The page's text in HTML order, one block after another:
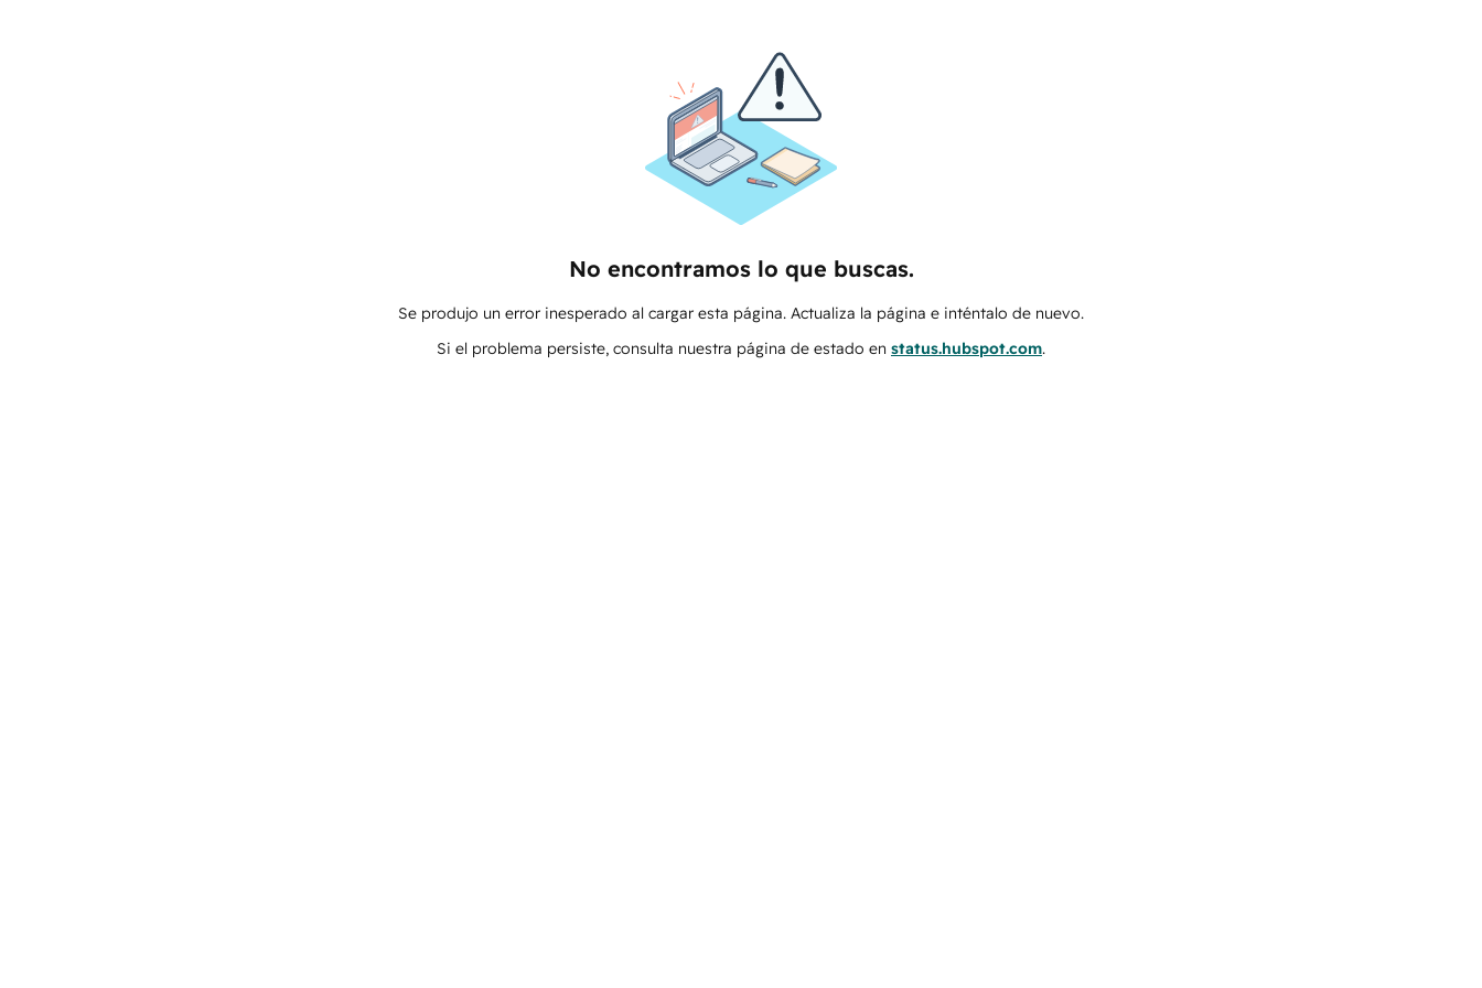
No encontramos lo que buscas.
Se produjo un error inesperado al cargar esta página. Actualiza la página e inténtalo de nuevo.
Si el problema persiste, consulta nuestra página de estado en status.hubspot.com.